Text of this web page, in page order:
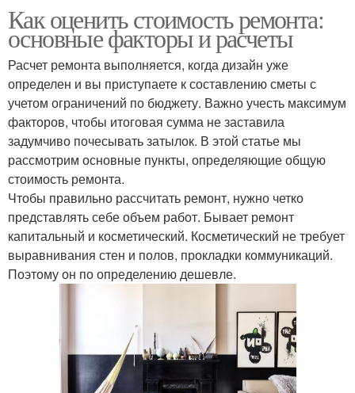
Как оценить стоимость ремонта:
основные факторы и расчеты
Расчет ремонта выполняется, когда дизайн уже
определен и вы приступаете к составлению сметы с
учетом ограничений по бюджету. Важно учесть максимум
факторов, чтобы итоговая сумма не заставила
задумчиво почесывать затылок. В этой статье мы
рассмотрим основные пункты, определяющие общую
стоимость ремонта.
Чтобы правильно рассчитать ремонт, нужно четко
представлять себе объем работ. Бывает ремонт
капитальный и косметический. Косметический не требует
выравнивания стен и полов, прокладки коммуникаций.
Поэтому он по определению дешевле.